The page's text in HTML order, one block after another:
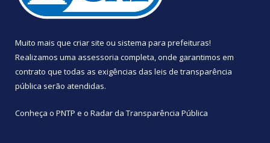
Muito mais que criar site ou sistema para prefeituras!
Realizamos uma assessoria completa, onde garantimos em
contrato que todas as exigências das leis de transparência
pública serão atendidas.
Conheça o PNTP e o Radar da Transparência Pública